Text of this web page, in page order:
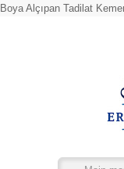
Boya Alçıpan Tadilat